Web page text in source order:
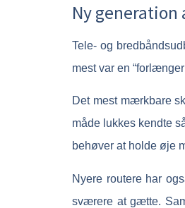
Ny
Tele- og
mest var en
Det mest mærkbare
måde lukkes kendte
behøver at holde øje
Nyere routere har
sværere at gætte.